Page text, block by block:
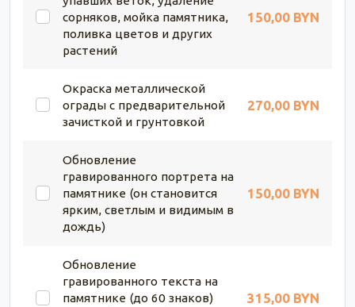
сорняков, мойка памятника,
поливка цветов и других
растений
150,00 BYN
Окраска металлической
ограды с предварительной
зачисткой и грунтовкой
270,00 BYN
Обновление
гравированного портрета на
памятнике (он становится
ярким, светлым и видимым в
дождь)
150,00 BYN
Обновление
гравированного текста на
памятнике (до 60 знаков)
315,00 BYN